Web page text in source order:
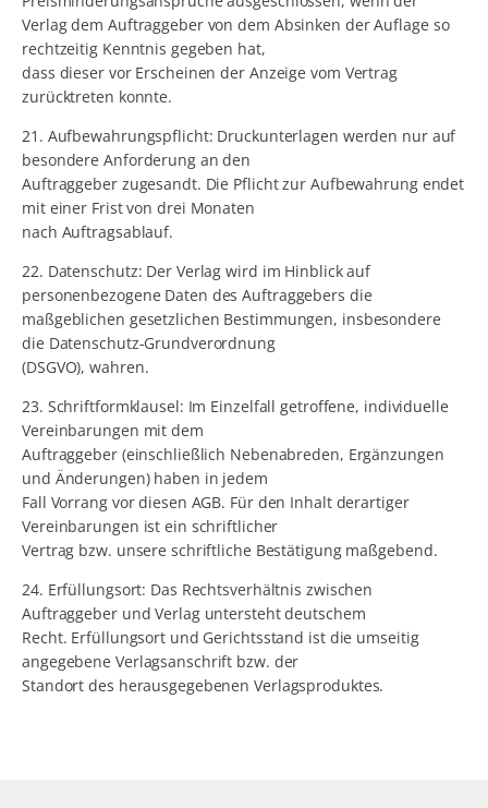
Verlag dem Auftraggeber von dem Absinken der Auflage so
rechtzeitig Kenntnis gegeben hat,
dass dieser vor Erscheinen der Anzeige vom Vertrag
zurücktreten konnte.
21. Aufbewahrungspflicht: Druckunterlagen werden nur auf
besondere Anforderung an den
Auftraggeber zugesandt. Die Pflicht zur Aufbewahrung endet
mit einer Frist von drei Monaten
nach Auftragsablauf.
22. Datenschutz: Der Verlag wird im Hinblick auf
personenbezogene Daten des Auftraggebers die
maßgeblichen gesetzlichen Bestimmungen, insbesondere
die Datenschutz-Grundverordnung
(DSGVO), wahren.
23. Schriftformklausel: Im Einzelfall getroffene, individuelle
Vereinbarungen mit dem
Auftraggeber (einschließlich Nebenabreden, Ergänzungen
und Änderungen) haben in jedem
Fall Vorrang vor diesen AGB. Für den Inhalt derartiger
Vereinbarungen ist ein schriftlicher
Vertrag bzw. unsere schriftliche Bestätigung maßgebend.
24. Erfüllungsort: Das Rechtsverhältnis zwischen
Auftraggeber und Verlag untersteht deutschem
Recht. Erfüllungsort und Gerichtsstand ist die umseitig
angegebene Verlagsanschrift bzw. der
Standort des herausgegebenen Verlagsproduktes.